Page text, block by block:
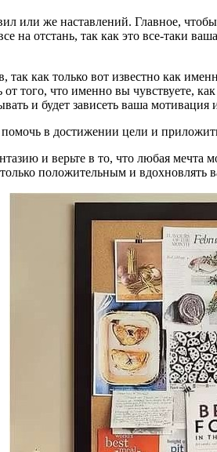
или же наставлений. Главное,
на отстань, так как это все-таки
как только вот известно как
того, что именно вы чувствуете,
и будет зависеть ваша мотивация
в достижении цели и
и верьте в то, что любая мечта
положительным и